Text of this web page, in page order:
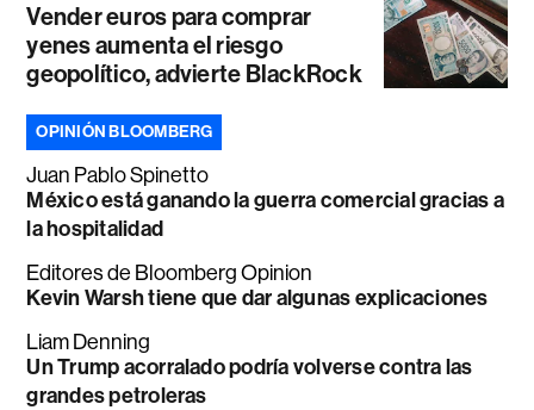
Vender euros para comprar
yenes aumenta el riesgo
geopolítico, advierte BlackRock
OPINIÓN BLOOMBERG
Juan Pablo Spinetto
México está ganando la guerra comercial gracias a
la hospitalidad
Editores de Bloomberg Opinion
Kevin Warsh tiene que dar algunas explicaciones
Liam Denning
Un Trump acorralado podría volverse contra las
grandes petroleras